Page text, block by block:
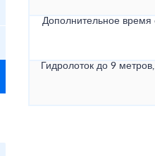
Дополнительное
Гидролоток до 9